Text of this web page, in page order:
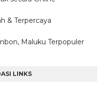
& Terpercaya
Maluku Terpopuler
LINKS